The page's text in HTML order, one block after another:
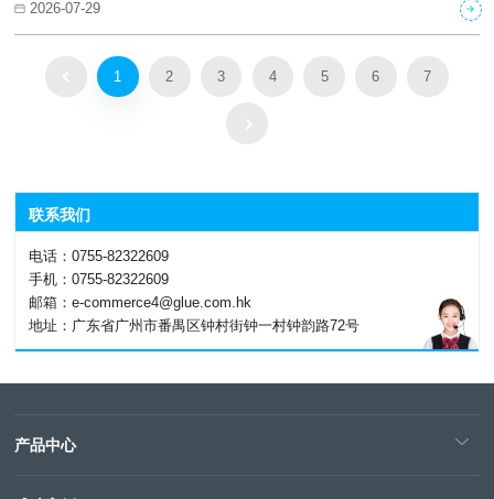
2026-07-29
1 2 3 4 5 6 7
联系我们
电话：0755-82322609
手机：0755-82322609
邮箱：e-commerce4@glue.com.hk
地址：广东省广州市番禺区钟村街钟一村钟韵路72号
产品中心